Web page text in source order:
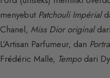
menyebut Patchouli Impérial
Chanel, Miss Dior original
L’Artisan Parfumeur, dan
Frédéric Malle, Tempodari